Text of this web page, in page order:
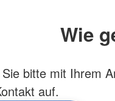
Wie
bitte mit Ihrem
auf.